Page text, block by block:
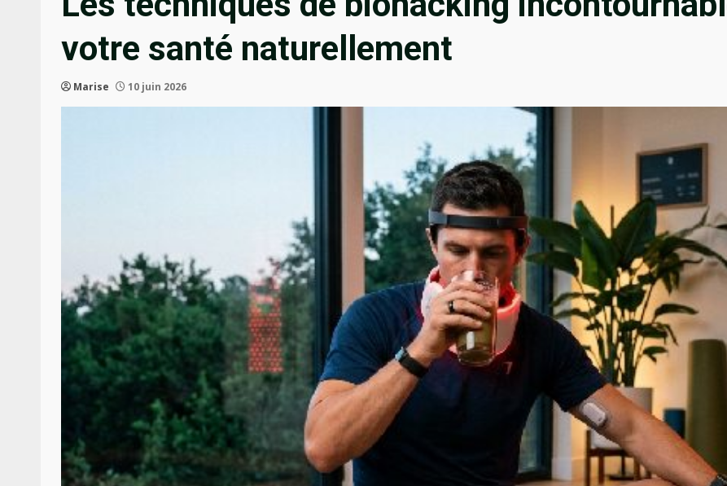
votre santé naturellement
Marise 10 juin 2026